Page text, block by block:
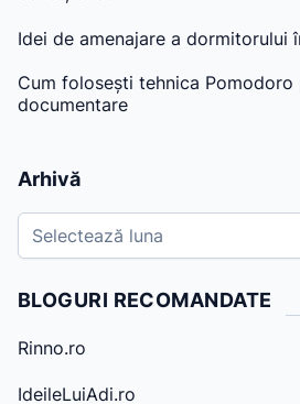
Idei de amenajare a dormitorului
Cum folosești tehnica
documentare
Arhivă
r
i
v
BLOGURI RECOMANDATE
Rinno.ro
IdeileLuiAdi.ro